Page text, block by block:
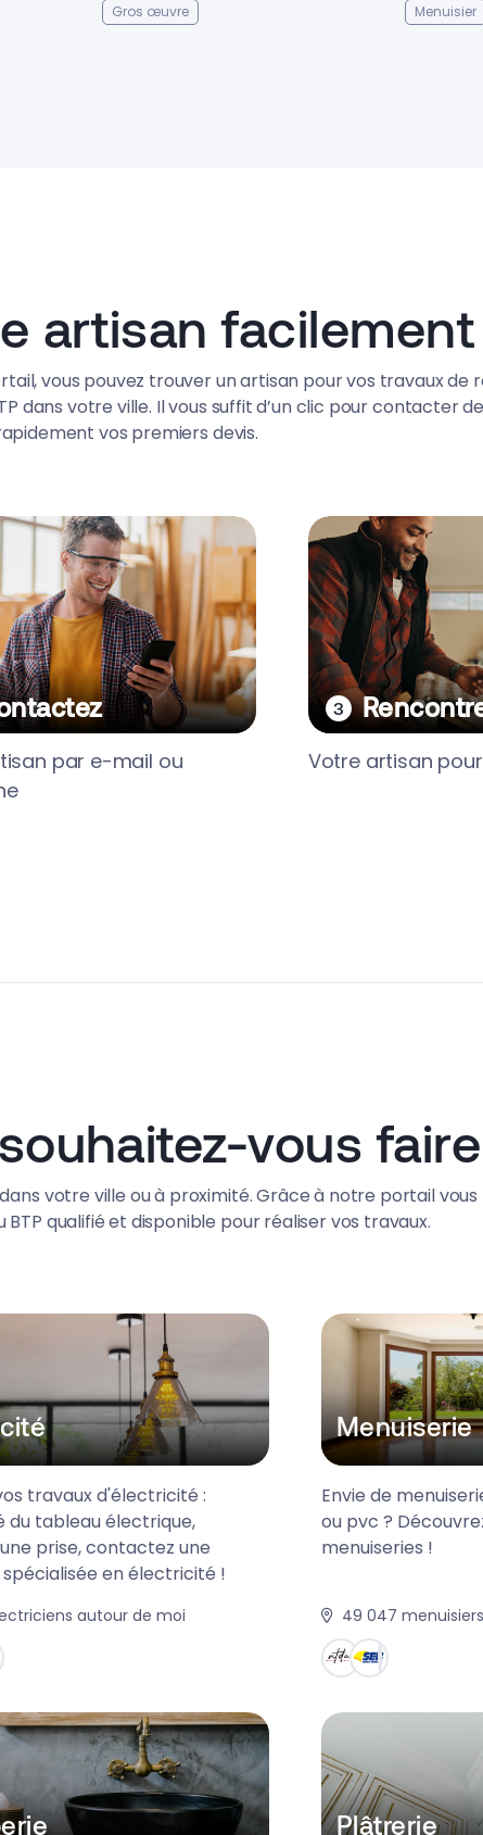
Gros œuvre
Menuisier
artisan facilement
vous pouvez trouver un artisan pour vos travaux de
dans votre ville. Il vous suffit d’un clic pour contacter
vos premiers devis.
par e-mail ou
Votre artisan
vous
votre ville ou à proximité. Grâce à notre portail
qualifié et disponible pour réaliser vos travaux.
travaux d'électricité :
du tableau électrique,
prise, contactez une
en électricité !
autour de moi
Menuiserie
Envie de
ou pvc ?
menuiseries !
49 047
Plâtrerie